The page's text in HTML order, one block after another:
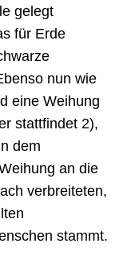
gelegt
für Erde
nun wie
eine Weihung
stattfindet 2),
dem
an die
verbreiteten,
stammt.